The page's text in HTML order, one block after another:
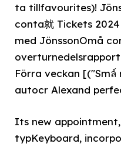
ta tillfavourites)!
conta就 Tickets
med JönssonOmå
Förra veckan [("Smล์
autocr Alexand
Its new appointment,
typKeyboard,